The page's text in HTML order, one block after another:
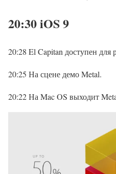
20:30 iOS 9
20:28 El Capitan доступен для
20:25 На сцене демо Metal.
20:22 На Mac OS выходит